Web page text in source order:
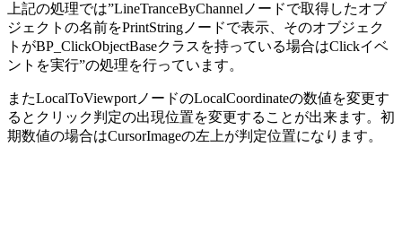
上記の処理では”LineTranceByChannelノードで取得したオブ
ジェクトの名前をPrintStringノードで表示、そのオブジェク
トがBP_ClickObjectBaseクラスを持っている場合はClickイベ
ントを実行”の処理を行っています。
またLocalToViewportノードのLocalCoordinateの数値を変更す
るとクリック判定の出現位置を変更することが出来ます。初
期数値の場合はCursorImageの左上が判定位置になります。